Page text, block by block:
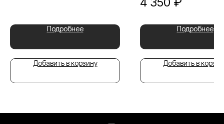
Подробнее
Добавить в корзину
Подробнее
Добавить в